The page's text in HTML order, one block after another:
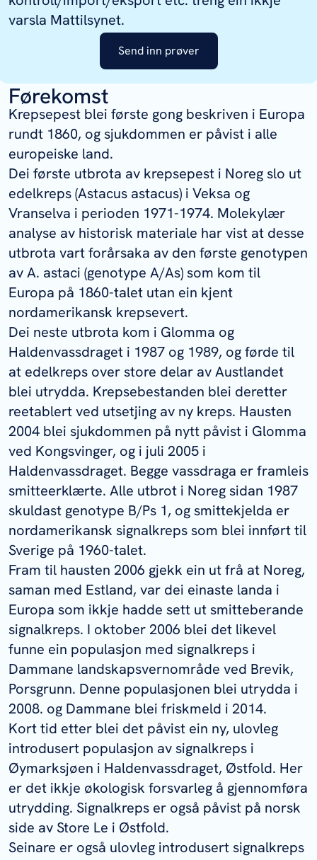
varsla Mattilsynet.
Send inn prøver
Førekomst
Krepsepest blei første gong beskriven i Europa
rundt 1860, og sjukdommen er påvist i alle
europeiske land.
Dei første utbrota av krepsepest i Noreg slo ut
edelkreps (Astacus astacus) i Veksa og
Vranselva i perioden 1971-1974. Molekylær
analyse av historisk materiale har vist at desse
utbrota vart forårsaka av den første genotypen
avA. astaci (genotype A/As) som kom til
Europa på 1860-talet utan ein kjent
nordamerikansk krepsevert.
Dei neste utbrota kom i Glomma og
Haldenvassdraget i 1987 og 1989, og førde til
at edelkreps over store delar av Austlandet
blei utrydda. Krepsebestanden blei deretter
reetablert ved utsetjing av ny kreps. Hausten
2004 blei sjukdommen på nytt påvist i Glomma
ved Kongsvinger, og i juli 2005 i
Haldenvassdraget. Begge vassdraga er framleis
smitteerklærte. Alle utbrot i Noreg sidan 1987
skuldast genotype B/Ps 1, og smittekjelda er
nordamerikansk signalkreps som blei innført til
Sverige på 1960-talet.
Fram til hausten 2006 gjekk ein ut frå at Noreg,
saman med Estland, var dei einaste landa i
Europa som ikkje hadde sett ut smitteberande
signalkreps. I oktober 2006 blei det likevel
funne ein populasjon med signalkreps i
Dammane landskapsvernområde ved Brevik,
Porsgrunn. Denne populasjonen blei utrydda i
2008. og Dammane blei friskmeld i 2014.
Kort tid etter blei det påvist ein ny, ulovleg
introdusert populasjon av signalkreps i
Øymarksjøen i Haldenvassdraget, Østfold. Her
er det ikkje økologisk forsvarleg å gjennomføra
utrydding. Signalkreps er også påvist på norsk
side av Store Le i Østfold.
Seinare er også ulovleg introdusert signalkreps